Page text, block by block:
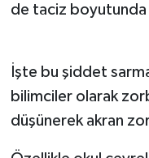
de taciz
İşte bu şiddet
bilimciler olarak
düşünerek akran